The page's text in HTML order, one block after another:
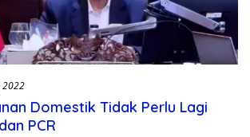
2022
Domestik Tidak Perlu Lagi
PCR